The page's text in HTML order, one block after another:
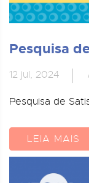
Pesquisa
12 jul, 2024
Pesquisa de
LEIA MAIS